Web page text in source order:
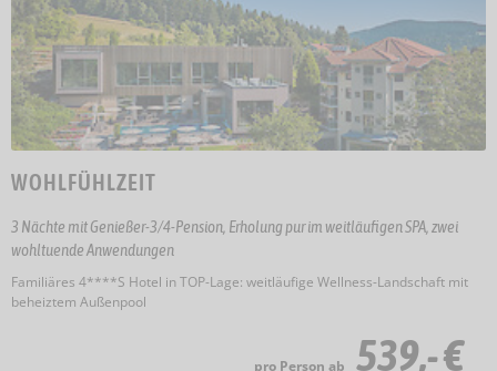
WOHLFÜHLZEIT
3 Nächte mit Genießer-3/4-Pension, Erholung pur im weitläufigen SPA, zwei
wohltuende Anwendungen
Familiäres 4****S Hotel in TOP-Lage: weitläufige Wellness-Landschaft mit
beheiztem Außenpool
pro Person ab 539,- €